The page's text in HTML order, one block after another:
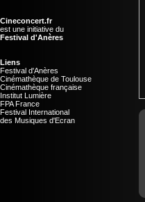
Cineconcert.fr
est une initiative du
Festival d'Anères
Liens
Festival d'Anères
Cinémathèque de Toulouse
Cinémathèque française
Institut Lumière
FPA France
Festival International
des Musiques d'Ecran